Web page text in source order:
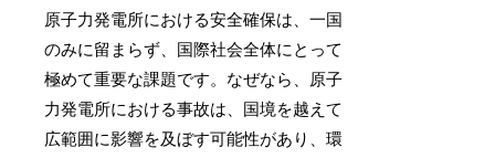
原子力発電所における安全確保は、一国
のみに留まらず、国際社会全体にとって
極めて重要な課題です。なぜなら、原子
力発電所における事故は、国境を越えて
広範囲に影響を及ぼす可能性があり、環